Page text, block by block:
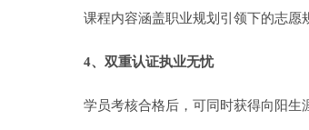
课程内容涵盖职业规划引领下的志愿
4、双重认证执业无忧
学员考核合格后，可同时获得向阳生